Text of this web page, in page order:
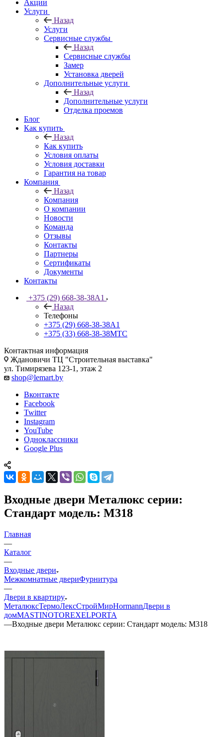
Акции
Услуги
Назад
Услуги
Сервисные службы
Назад
Сервисные службы
Замер
Установка дверей
Дополнительные услуги
Назад
Дополнительные услуги
Отделка проемов
Блог
Как купить
Назад
Как купить
Условия оплаты
Условия доставки
Гарантия на товар
Компания
Назад
Компания
О компании
Новости
Команда
Отзывы
Контакты
Партнеры
Сертификаты
Документы
Контакты
+375 (29) 668-38-38A1
Назад
Телефоны
+375 (29) 668-38-38A1
+375 (33) 668-38-38МТС
Контактная информация
Ждановичи ТЦ "Строительная выставка"
ул. Тимирязева 123-1, этаж 2
shop@lemart.by
Вконтакте
Facebook
Twitter
Instagram
YouTube
Одноклассники
Google Plus
Входные двери Металюкс серии:
Стандарт модель: М318
Главная
—
Каталог
—
Входные двери
Межкомнатные двериФурнитура
—
Двери в квартиру
МеталюксТермоЛексСтройМирHormannДвери в
домMASTINOTOREXELPORTA
—Входные двери Металюкс серии: Стандарт модель: М318